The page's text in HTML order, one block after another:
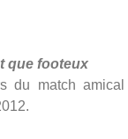
que footeux
du match amical